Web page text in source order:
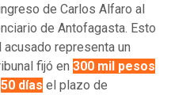
de Carlos Alfaro al
de Antofagasta. Esto
representa un
fijó en 300 mil pesos
50 días el plazo de